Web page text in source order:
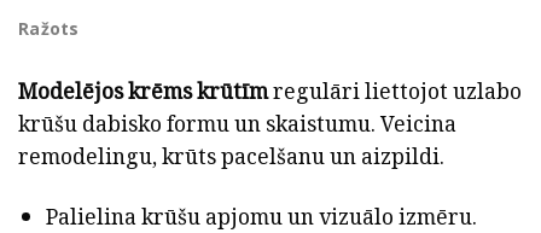
Ražots
Modelējos krēms krūtīmregulāri liettojot uzlabo
krūšu dabisko formu un skaistumu. Veicina
remodelingu, krūts pacelšanu un aizpildi.
Palielina krūšu apjomu un vizuālo izmēru.